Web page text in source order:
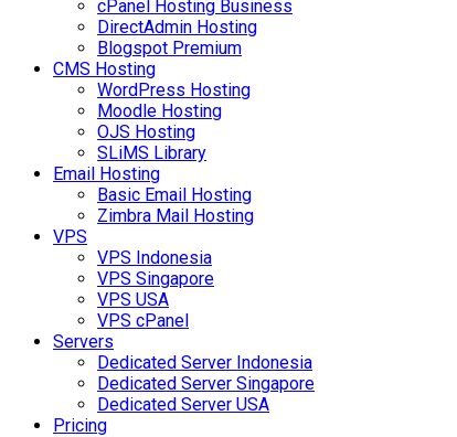
cPanel Hosting Business
DirectAdmin Hosting
Blogspot Premium
CMS Hosting
WordPress Hosting
Moodle Hosting
OJS Hosting
SLiMS Library
Email Hosting
Basic Email Hosting
Zimbra Mail Hosting
VPS
VPS Indonesia
VPS Singapore
VPS USA
VPS cPanel
Servers
Dedicated Server Indonesia
Dedicated Server Singapore
Dedicated Server USA
Pricing